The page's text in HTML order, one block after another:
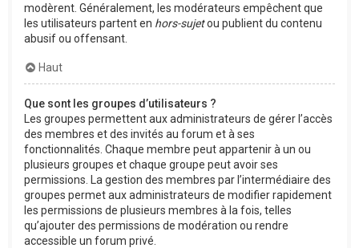
modèrent. Généralement, les modérateurs empêchent que
les utilisateurs partent en hors-sujetou publient du contenu
abusif ou offensant.
Haut
Que sont les groupes d’utilisateurs ?
Les groupes permettent aux administrateurs de gérer l’accès
des membres et des invités au forum et à ses
fonctionnalités. Chaque membre peut appartenir à un ou
plusieurs groupes et chaque groupe peut avoir ses
permissions. La gestion des membres par l’intermédiaire des
groupes permet aux administrateurs de modifier rapidement
les permissions de plusieurs membres à la fois, telles
qu’ajouter des permissions de modération ou rendre
accessible un forum privé.